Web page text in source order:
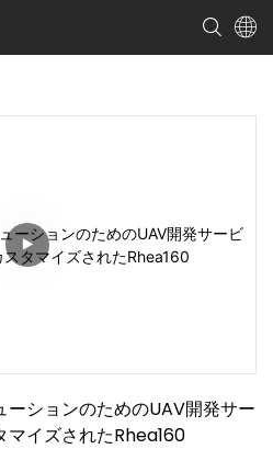
ションのためのUAV開発サー
マイズされたRhea160